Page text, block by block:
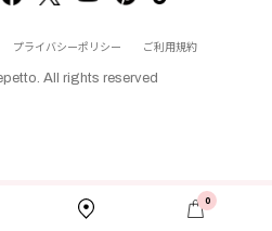
0
プライバシーポリシー ご利用規約
All rights reserved